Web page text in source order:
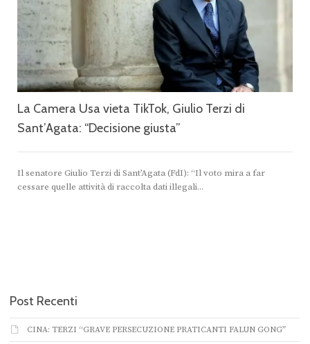
La Camera Usa vieta TikTok, Giulio Terzi di
Sant’Agata: “Decisione giusta”
Il senatore Giulio Terzi di Sant’Agata (FdI): “Il voto mira a far
cessare quelle attività di raccolta dati illegali...
Post Recenti
CINA: TERZI “GRAVE PERSECUZIONE PRATICANTI FALUN GONG”